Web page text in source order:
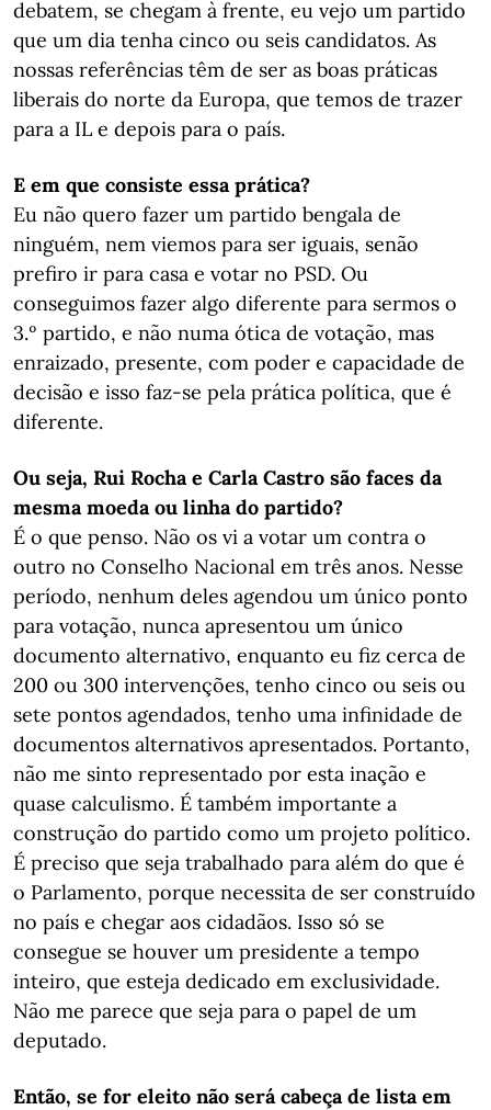
debatem, se chegam à frente, eu vejo um partido
que um dia tenha cinco ou seis candidatos. As
nossas referências têm de ser as boas práticas
liberais do norte da Europa, que temos de trazer
para a IL e depois para o país.
E em que consiste essa prática?
Eu não quero fazer um partido bengala de
ninguém, nem viemos para ser iguais, senão
prefiro ir para casa e votar no PSD. Ou
conseguimos fazer algo diferente para sermos o
3.º partido, e não numa ótica de votação, mas
enraizado, presente, com poder e capacidade de
decisão e isso faz-se pela prática política, que é
diferente.
Ou seja, Rui Rocha e Carla Castro são faces da
mesma moeda ou linha do partido?
É o que penso. Não os vi a votar um contra o
outro no Conselho Nacional em três anos. Nesse
período, nenhum deles agendou um único ponto
para votação, nunca apresentou um único
documento alternativo, enquanto eu fiz cerca de
200 ou 300 intervenções, tenho cinco ou seis ou
sete pontos agendados, tenho uma infinidade de
documentos alternativos apresentados. Portanto,
não me sinto representado por esta inação e
quase calculismo. É também importante a
construção do partido como um projeto político.
É preciso que seja trabalhado para além do que é
o Parlamento, porque necessita de ser construído
no país e chegar aos cidadãos. Isso só se
consegue se houver um presidente a tempo
inteiro, que esteja dedicado em exclusividade.
Não me parece que seja para o papel de um
deputado.
Então, se for eleito não será cabeça de lista em